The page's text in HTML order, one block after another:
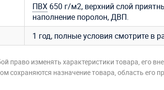
ПВХ 650 г/м2, верхний слой
наполнение поролон, ДВП.
1 год, полные условия смотрите в
право изменять характеристики товара, его
сохраняются назначение товара, область его